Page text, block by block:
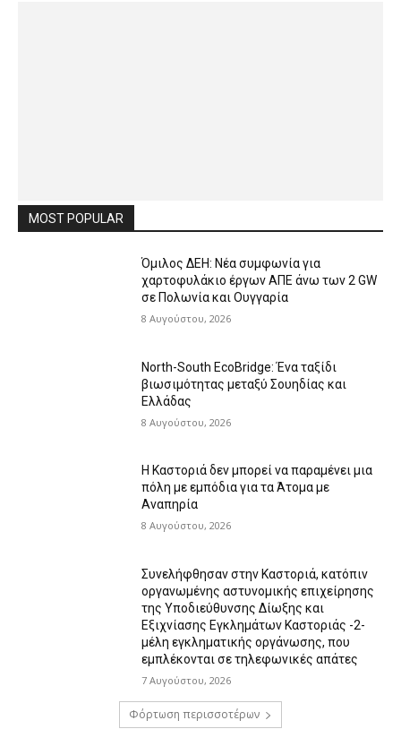
MOST POPULAR
Όμιλος ΔΕΗ: Νέα συμφωνία για
χαρτοφυλάκιο έργων ΑΠΕ άνω των 2 GW
σε Πολωνία και Ουγγαρία
8 Αυγούστου, 2026
North-South EcoBridge: Ένα ταξίδι
βιωσιμότητας μεταξύ Σουηδίας και
Ελλάδας
8 Αυγούστου, 2026
Η Καστοριά δεν μπορεί να παραμένει μια
πόλη με εμπόδια για τα Άτομα με
Αναπηρία
8 Αυγούστου, 2026
Συνελήφθησαν στην Καστοριά, κατόπιν
οργανωμένης αστυνομικής επιχείρησης
της Υποδιεύθυνσης Δίωξης και
Εξιχνίασης Εγκλημάτων Καστοριάς -2-
μέλη εγκληματικής οργάνωσης, που
εμπλέκονται σε τηλεφωνικές απάτες
7 Αυγούστου, 2026
Φόρτωση περισσοτέρων